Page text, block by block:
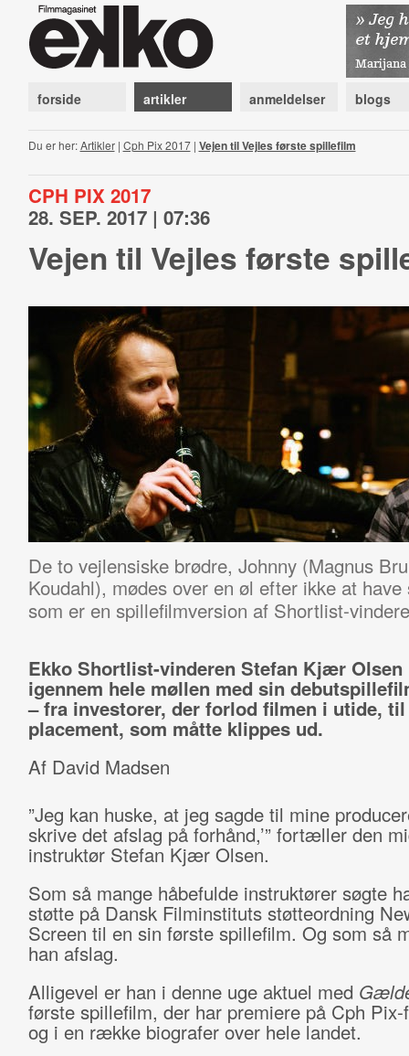
forside artikler anmeldelser blogs
Du er her:Artikler| Cph Pix 2017| Vejen til Vejles første spillefilm
CPH PIX 2017
28. SEP. 2017 | 07:36
Vejen til Vejles første
De to vejlensiske brødre, Johnny (Magnus
Koudahl), mødes over en øl efter ikke at
som er en spillefilmversion af Shortlist-
Ekko Shortlist-vinderen Stefan Kjær
igennem hele møllen med sin
– fra investorer, der forlod filmen i utide,
placement, som måtte klippes ud.
Af David Madsen
”Jeg kan huske, at jeg sagde til mine
skrive det afslag på forhånd,’” fortæller den
instruktør Stefan Kjær Olsen.
Som så mange håbefulde instruktører søgte
støtte på Dansk Filminstituts støtteordning
Screen til en sin første spillefilm. Og som så
han afslag.
Alligevel er han i denne uge aktuel med
første spillefilm, der har premiere på Cph
og i en række biografer over hele landet.